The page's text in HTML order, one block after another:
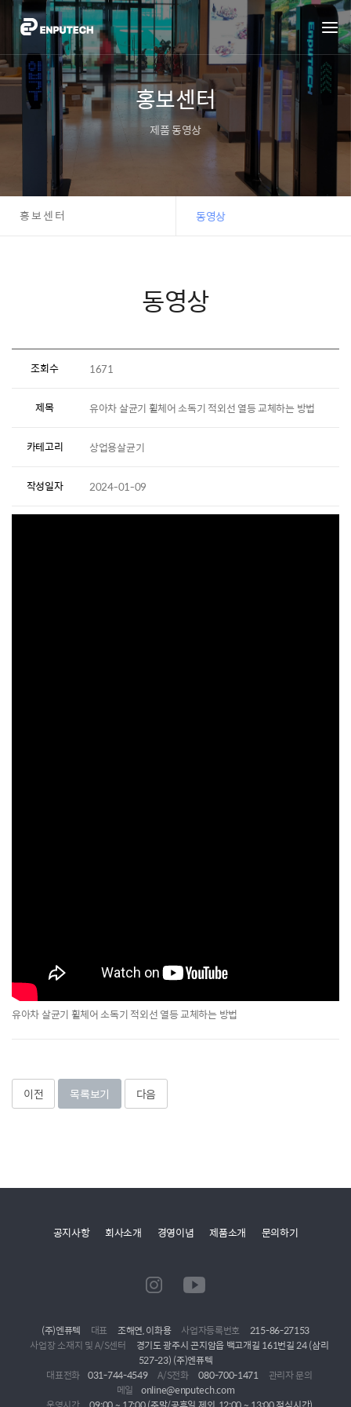
홍보센터
제품 동영상
홍보센터 동영상
동영상
조회수 1671
제목 유아차 살균기 휠체어 소독기 적외선 열등 교체하는 방법
카테고리 상업용살균기
작성일자 2024-01-09
유아차 살균기 휠체어 소독기 적외선 열등 교체하는 방법
이전 목록보기 다음
공지사항 회사소개 경영이념 제품소개 문의하기
(주)엔퓨텍 대표 조해연, 이화용 사업자등록번호
215-86-27153
사업장 소재지 및 A/S센터
경기도 광주시 곤지암읍 백고개길 161번길 24 (삼리
527-23) (주)엔퓨텍
대표전화 031-744-4549 A/S전화 080-700-1471
관리자 문의
메일
online@enputech.com